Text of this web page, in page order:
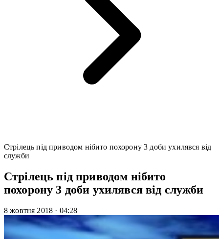
Стрілець під приводом нібито похорону 3 доби ухилявся від
служби
Стрілець під приводом нібито
похорону 3 доби ухилявся від служби
8 жовтня 2018 · 04:28